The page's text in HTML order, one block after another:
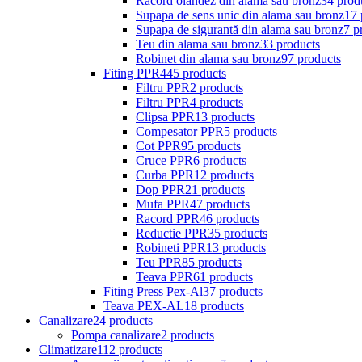
Supapa de sens unic din alama sau bronz17
Supapa de sigurantă din alama sau bronz7
Teu din alama sau bronz33 products
Robinet din alama sau bronz97 products
Fiting PPR445 products
Filtru PPR2 products
Filtru PPR4 products
Clipsa PPR13 products
Compesator PPR5 products
Cot PPR95 products
Cruce PPR6 products
Curba PPR12 products
Dop PPR21 products
Mufa PPR47 products
Racord PPR46 products
Reductie PPR35 products
Robineti PPR13 products
Teu PPR85 products
Teava PPR61 products
Fiting Press Pex-Al37 products
Teava PEX-AL18 products
Canalizare24 products
Pompa canalizare2 products
Climatizare112 products